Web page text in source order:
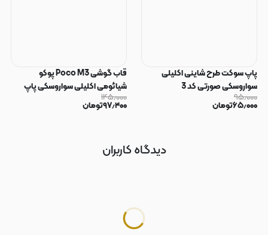
پاپ سوکت طرح شاینی اکلیلی
سواروسکی صورتی کد 3
۹۵٫۰۰۰
۶۵٫۰۰۰تومان
قاب گوشی Poco M3 پوکو
شیائومی اکلیلی سواروسکی پاپ
سوکت دار محافظ لنز دار صورتی کد
۱۴۵٫۰۰۰
۹۷٫۴۰۰تومان
دیدگاه کاربران